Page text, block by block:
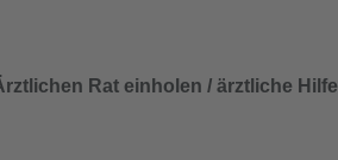
Rat einholen / ärztliche Hilfe